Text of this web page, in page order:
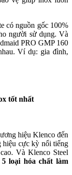
có nguồn gốc 100%
người sử dụng. Và
PRO GMP 160
Ví dụ: gia đình,
tốt nhất
hiệu Klenco đến
hiệu cực kỳ nổi tiếng
Và Klenco Steel
loại hóa chất làm